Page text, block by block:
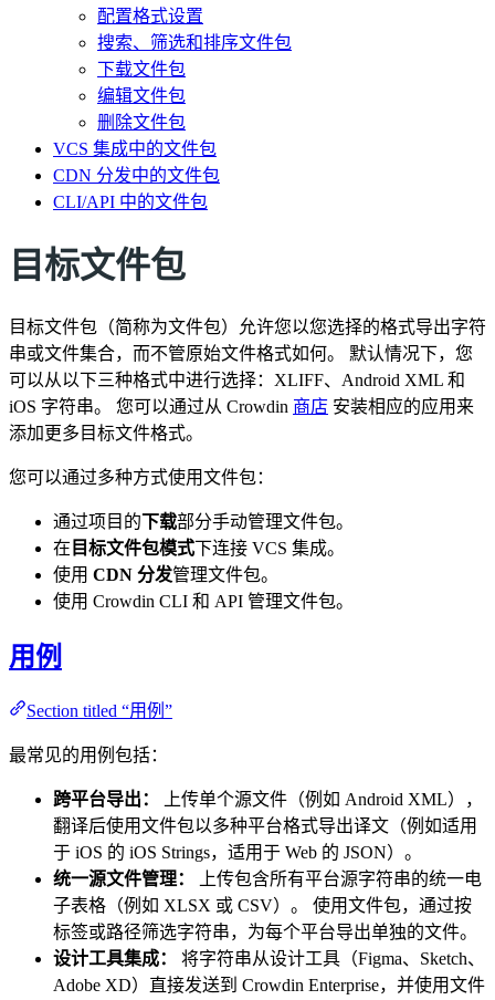
配置格式设置
搜索、筛选和排序文件包
下载文件包
编辑文件包
删除文件包
VCS 集成中的文件包
CDN 分发中的文件包
CLI/API 中的文件包
目标文件包
目标文件包（简称为文件包）允许您以您选择的格式导出字符
串或文件集合，而不管原始文件格式如何。 默认情况下，您
可以从以下三种格式中进行选择：XLIFF、Android XML 和
iOS 字符串。 您可以通过从 Crowdin 商店 安装相应的应用来
添加更多目标文件格式。
您可以通过多种方式使用文件包：
通过项目的下载部分手动管理文件包。
在 目标文件包模式下连接 VCS 集成。
使用 CDN 分发管理文件包。
使用 Crowdin CLI 和 API 管理文件包。
用例
Section titled “用例”
最常见的用例包括：
跨平台导出：
上传单个源文件（例如 Android XML），
翻译后使用文件包以多种平台格式导出译文（例如适用
于 iOS 的 iOS Strings，适用于 Web 的 JSON）。
统一源文件管理：
上传包含所有平台源字符串的统一电
子表格（例如 XLSX 或 CSV）。 使用文件包，通过按
标签或路径筛选字符串，为每个平台导出单独的文件。
设计工具集成：
将字符串从设计工具（Figma、Sketch、
Adobe XD）直接发送到 Crowdin Enterprise，并使用文件